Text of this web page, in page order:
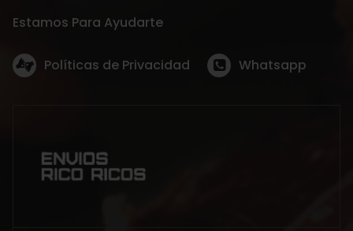
Estamos Para Ayudarte
Políticas de Privacidad Whatsapp